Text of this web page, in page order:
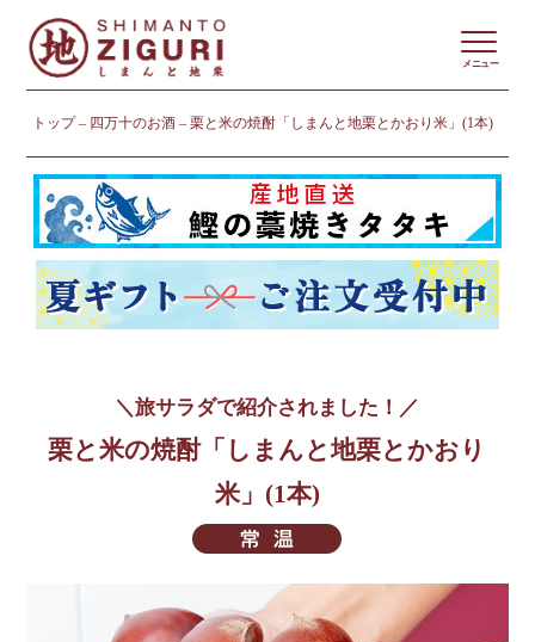
トップ 四万十のお酒 栗と米の焼酎「しまんと地栗とかおり米」(1本)
メニュー
＼旅サラダで紹介されました！／
栗と米の焼酎「しまんと地栗とかおり
米」(1本)